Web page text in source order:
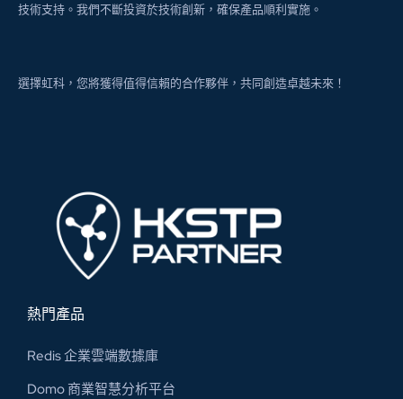
技術支持。我們不斷投資於技術創新，確保產品順利實施。
選擇虹科，您將獲得值得信賴的合作夥伴，共同創造卓越未來！
熱門產品
Redis 企業雲端數據庫
Domo 商業智慧分析平台